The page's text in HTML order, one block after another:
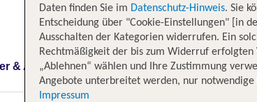
& Angebote Hotelinformationen
Daten finden Sie im Datenschutz-Hinweis. Sie
Entscheidung über "Cookie-Einstellungen" [in
Ausschalten der Kategorien widerrufen. Ein
Rechtmäßigkeit der bis zum Widerruf erfolgten
„Ablehnen“ wählen und Ihre Zustimmung
Angebote unterbreitet werden, nur notwendige
Impressum